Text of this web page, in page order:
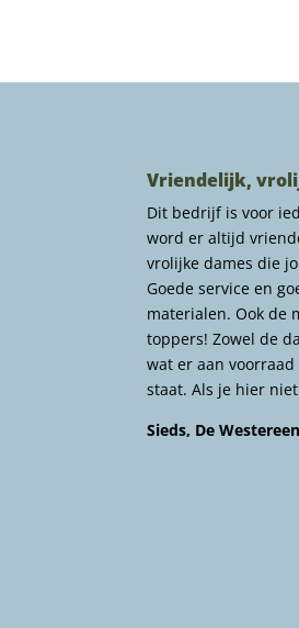
Vriendelijk,
Dit bedrijf is voor
word er altijd
vrolijke dames die
Goede service en
materialen. Ook de
toppers! Zowel de
wat er aan
staat. Als je hier
Sieds, De Westereen